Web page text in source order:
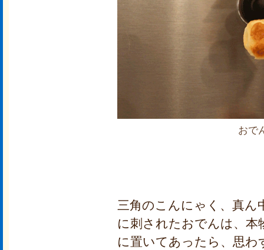
おで
三角のこんにゃく、真ん
に刺されたおでんは、本
に置いてあったら、思